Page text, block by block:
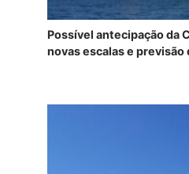
Possível antecipação da
novas escalas e previsão